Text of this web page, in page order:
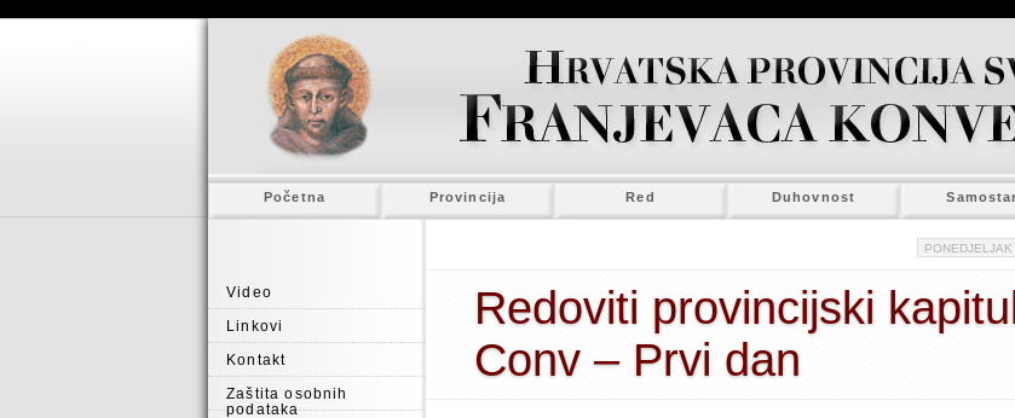
Početna Provincija Red Duhovnost
Video
Linkovi
Kontakt
Zaštita osobnih
podataka
PONEDJELJAK
Redoviti provincijski
Conv – Prvi dan